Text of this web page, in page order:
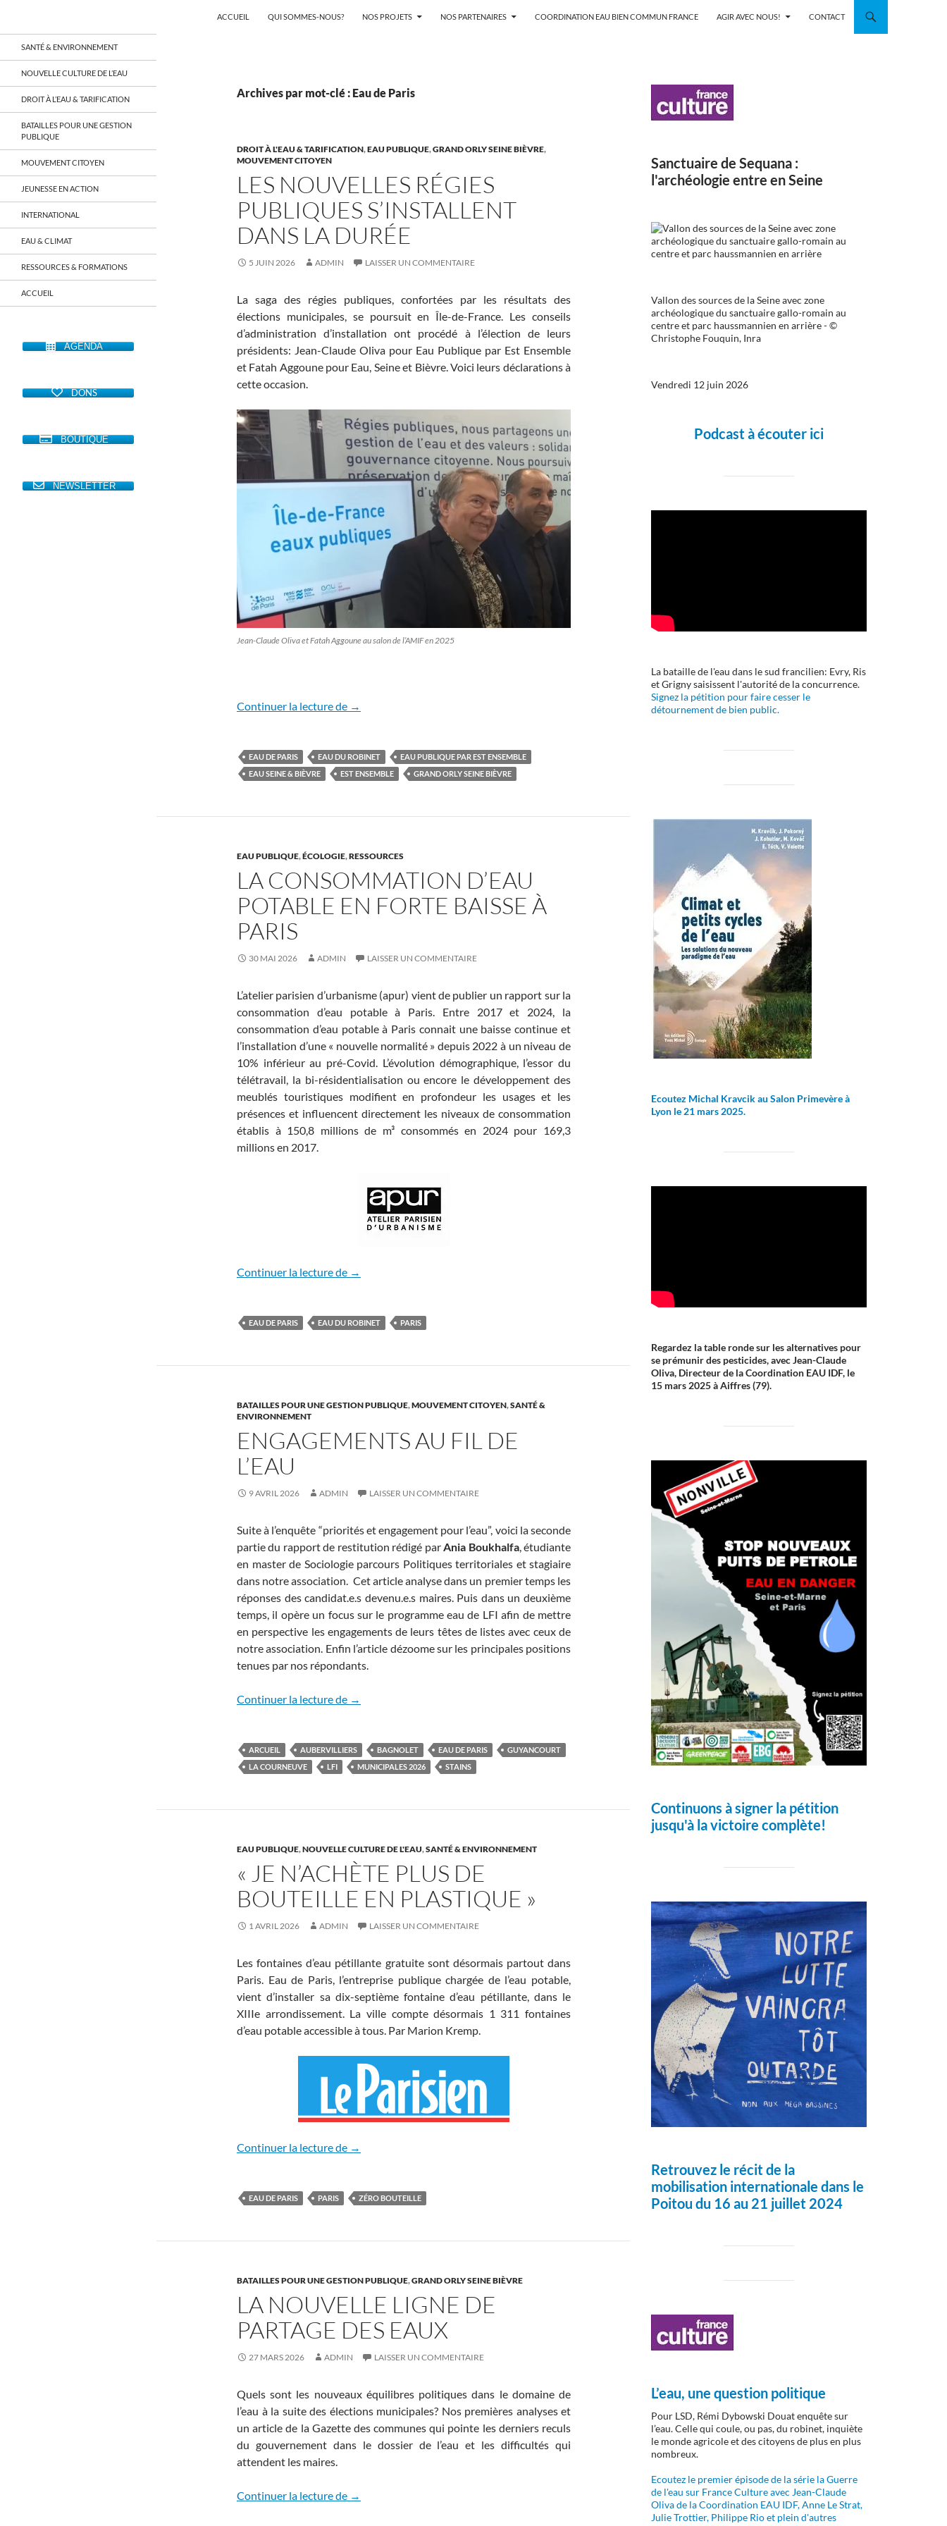
Aller
au
contenu
ACCUEIL QUI SOMMES-NOUS? NOS PROJETS NOS PARTENAIRES COORDINATION EAU BIEN COMMUN FRANCE AGIR AVEC NOUS! CONTACT
Archives par mot-clé : Eau de Paris
DROIT À L'EAU & TARIFICATION,EAU PUBLIQUE,GRAND ORLY SEINE BIÈVRE,
MOUVEMENT CITOYEN
LES NOUVELLES RÉGIES
PUBLIQUES S’INSTALLENT
DANS LA DURÉE
5 JUIN 2026 ADMIN LAISSER UN COMMENTAIRE
La saga des régies publiques, confortées par les résultats des
élections municipales, se poursuit en Île-de-France. Les conseils
d’administration d’installation ont procédé à l’élection de leurs
présidents: Jean-Claude Oliva pour Eau Publique par Est Ensemble
et Fatah Aggoune pour Eau, Seine et Bièvre. Voici leurs déclarations à
cette occasion.
Jean-Claude Oliva et Fatah Aggoune au salon de l’AMIF en 2025
Continuer la lecture de Les nouvelles régies publiques s’installent dans la durée
→
EAU DE PARIS EAU DU ROBINET
EAU PUBLIQUE PAR EST ENSEMBLE
EAU SEINE & BIÈVRE
EST ENSEMBLE GRAND ORLY SEINE BIÈVRE
EAU PUBLIQUE,ÉCOLOGIE,RESSOURCES
LA CONSOMMATION D’EAU
POTABLE EN FORTE BAISSE À
PARIS
30 MAI 2026 ADMIN LAISSER UN COMMENTAIRE
L’atelier parisien d’urbanisme (apur) vient de publier un rapport sur la
consommation d’eau potable à Paris. Entre 2017 et 2024, la
consommation d’eau potable à Paris connait une baisse continue et
l’installation d’une « nouvelle normalité » depuis 2022 à un niveau de
10% inférieur au pré-Covid. L’évolution démographique, l’essor du
télétravail, la bi-résidentialisation ou encore le développement des
meublés touristiques modifient en profondeur les usages et les
présences et influencent directement les niveaux de consommation
établis à 150,8 millions de m³ consommés en 2024 pour 169,3
millions en 2017.
Continuer la lecture de La consommation d’eau potable en forte baisse à Paris
→
EAU DE PARIS EAU DU ROBINET PARIS
BATAILLES POUR UNE GESTION PUBLIQUE,MOUVEMENT CITOYEN,SANTÉ &
ENVIRONNEMENT
ENGAGEMENTS AU FIL DE
L’EAU
9 AVRIL 2026 ADMIN LAISSER UN COMMENTAIRE
Suite à l’enquête “priorités et engagement pour l’eau”, voici la seconde
partie du rapport de restitution rédigé parAnia Boukhalfa, étudiante
en master de Sociologie parcours Politiques territoriales et stagiaire
dans notre association. Cet articleanalyse dans un premier temps les
réponses des candidat.e.s devenu.e.s maires. Puis dans un deuxième
temps, il opère un focus sur le programme eau de LFI afin de mettre
en perspective les engagements de leurs têtes de listes avec ceux de
notre association. Enfin l’article dézoome sur les principales positions
tenues par nos répondants.
Continuer la lecture de Engagements au fil de l’eau
→
ARCUEIL AUBERVILLIERS BAGNOLET EAU DE PARIS
GUYANCOURT
LA COURNEUVE
LFI MUNICIPALES 2026 STAINS
EAU PUBLIQUE,NOUVELLE CULTURE DE L'EAU,SANTÉ & ENVIRONNEMENT
« JE N’ACHÈTE PLUS DE
BOUTEILLE EN PLASTIQUE »
1 AVRIL 2026 ADMIN LAISSER UN COMMENTAIRE
Les fontaines d’eau pétillante gratuite sont désormais partout dans
Paris. Eau de Paris, l’entreprise publique chargée de l’eau potable,
vient d’installer sa dix-septième fontaine d’eau pétillante, dans le
XIIIe arrondissement. La ville compte désormais 1 311 fontaines
d’eau potable accessible à tous. Par Marion Kremp.
Continuer la lecture de « Je n’achète plus de bouteille en plastique »
→
EAU DE PARIS PARIS ZÉRO BOUTEILLE
BATAILLES POUR UNE GESTION PUBLIQUE,GRAND ORLY SEINE BIÈVRE
LA NOUVELLE LIGNE DE
PARTAGE DES EAUX
27 MARS 2026 ADMIN LAISSER UN COMMENTAIRE
Quels sont les nouveaux équilibres politiques dans le domaine de
l’eau à la suite des élections municipales? Nos premières analyses et
un article de la Gazette des communes qui pointe les derniers reculs
du gouvernement dans le dossier de l’eau et les difficultés qui
attendent les maires.
Continuer la lecture de La nouvelle ligne de partage des eaux
→
Sanctuaire de Sequana :
l'archéologie entre en Seine
Vallon des sources de la Seine avec zone
archéologique du sanctuaire gallo-romain au
centre et parc haussmannien en arrière - ©
Christophe Fouquin, Inra
Vendredi 12 juin 2026
Podcast à écouter ici
La bataille de l'eau dans le sud francilien: Evry, Ris
et Grigny saisissent l'autorité de la concurrence.
Signez la pétition pour faire cesser le
détournement de bien public.
Ecoutez Michal Kravcik au Salon Primevère à
Lyon le 21 mars 2025.
Regardez la table ronde sur les alternatives pour
se prémunir des pesticides, avec Jean-Claude
Oliva, Directeur de la Coordination EAU IDF, le
15 mars 2025 à Aiffres (79).
Continuons à signer la pétition
jusqu'à la victoire complète!
Retrouvez le récit de la
mobilisation internationale dans le
Poitou du 16 au 21 juillet 2024
L’eau, une question politique
Pour LSD, Rémi Dybowski Douat enquête sur
l’eau. Celle qui coule, ou pas, du robinet, inquiète
le monde agricole et des citoyens de plus en plus
nombreux.
Ecoutez le premier épisode de la série la Guerre
de l'eau sur France Culture avec Jean-Claude
Oliva de la Coordination EAU IDF, Anne Le Strat,
Julie Trottier, Philippe Rio et plein d'autres
un réseau qui réunit citoyens et
associations autour de la ressource
territoire français, sur tous les
économique, juridique, de la santé,
culturel…
SANTÉ & ENVIRONNEMENT
NOUVELLE CULTURE DE L’EAU
DROIT À L’EAU & TARIFICATION
BATAILLES POUR UNE GESTION
PUBLIQUE
MOUVEMENT CITOYEN
JEUNESSE EN ACTION
INTERNATIONAL
EAU & CLIMAT
RESSOURCES & FORMATIONS
ACCUEIL
AGENDA
DONS
BOUTIQUE
NEWSLETTER